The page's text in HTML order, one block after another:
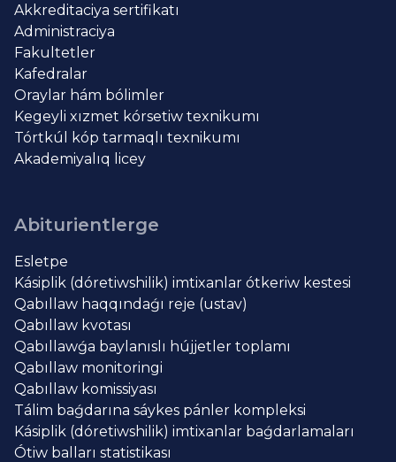
Akkreditaciya sertifikatı
Administraciya
Fakultetler
Kafedralar
Oraylar hám bólimler
Kegeyli xızmet kórsetiw texnikumı
Tórtkúl kóp tarmaqlı texnikumı
Akademiyalıq licey
Abiturientlerge
Esletpe
Kásiplik (dóretiwshilik) imtixanlar ótkeriw kestesi
Qabıllaw haqqındaǵı reje (ustav)
Qabıllaw kvotası
Qabıllawǵa baylanıslı hújjetler toplamı
Qabıllaw monitoringi
Qabıllaw komissiyası
Tálim baǵdarına sáykes pánler kompleksi
Kásiplik (dóretiwshilik) imtixanlar baǵdarlamaları
Ótiw balları statistikası